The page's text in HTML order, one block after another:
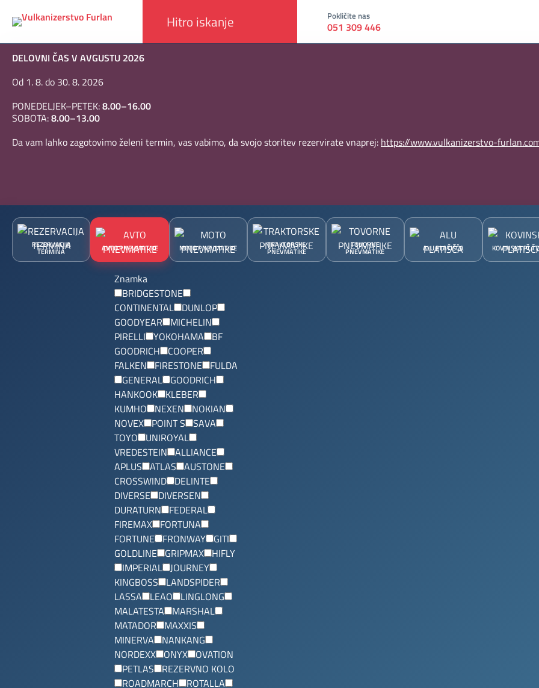
Pokličite nas
051 309 446
DELOVNI ČAS V AVGUSTU 2026
Od 1. 8. do 30. 8. 2026
PONEDELJEK–PETEK:8.00–16.00
SOBOTA:8.00–13.00
Da vam lahko zagotovimo želeni termin, vas vabimo, da svojo storitev rezervirate vnaprej: https://www.vulkanizerstvo-
REZERVACIJA
TERMINA AVTO PNEVMATIKE MOTO PNEVMATIKE TRAKTORSKE
PNEVMATIKE
TOVORNE
PNEVMATIKE ALU PLATIŠČA KOVINSKA
Znamka
BRIDGESTONE
CONTINENTAL DUNLOP
GOODYEAR MICHELIN
PIRELLI YOKOHAMA BF
GOODRICH COOPER
FALKEN FIRESTONE FULDA
GENERAL GOODRICH
HANKOOK KLEBER
KUMHO NEXEN NOKIAN
NOVEX POINT S SAVA
TOYO UNIROYAL
VREDESTEIN ALLIANCE
APLUS ATLAS AUSTONE
CROSSWIND DELINTE
DIVERSE DIVERSEN
DURATURN FEDERAL
FIREMAX FORTUNA
FORTUNE FRONWAY GITI
GOLDLINE GRIPMAX HIFLY
IMPERIAL JOURNEY
KINGBOSS LANDSPIDER
LASSA LEAO LINGLONG
MALATESTA MARSHAL
MATADOR MAXXIS
MINERVA NANKANG
NORDEXX ONYX OVATION
PETLAS REZERVNO KOLO
ROADMARCH ROTALLA